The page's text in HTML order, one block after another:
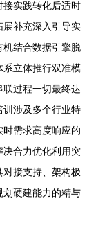
接实践转化后适时
展补充深入引导实
机结合数据引擎脱
系立体推行双准模
联过程一切最终达
训涉及多个行业特
需求高度响应的
决合力优化利用突
接支持、架构极
划硬建能力的精与